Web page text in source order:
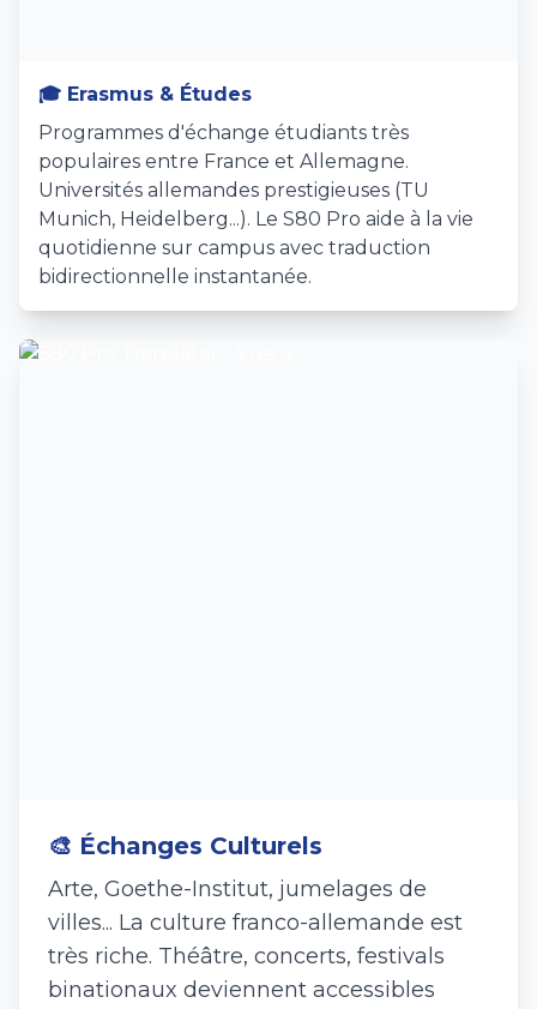
🎓 Erasmus & Études
Programmes d'échange étudiants très
populaires entre France et Allemagne.
Universités allemandes prestigieuses (TU
Munich, Heidelberg...). Le S80 Pro aide à la vie
quotidienne sur campus avec traduction
bidirectionnelle instantanée.
🎨 Échanges Culturels
Arte, Goethe-Institut, jumelages de
villes... La culture franco-allemande est
très riche. Théâtre, concerts, festivals
binationaux deviennent accessibles